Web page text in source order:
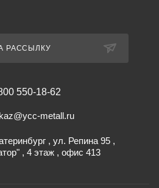
РАССЫЛКУ
550-18-62
metall.ru
, ул. Репина 95 ,
, 4 этаж , офис 413